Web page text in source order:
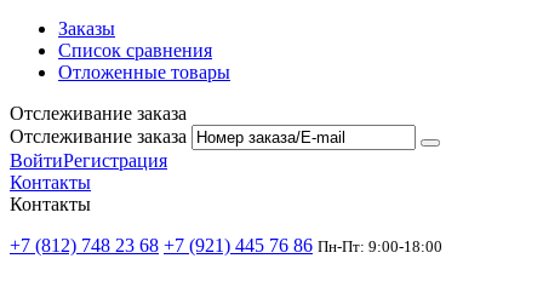
Заказы
Список сравнения
Отложенные товары
Отслеживание заказа
Отслеживание заказа
ВойтиРегистрация
Контакты
Контакты
+7 (812) 748 23 68 +7 (921) 445 76 86 Пн-Пт: 9:00-18:00